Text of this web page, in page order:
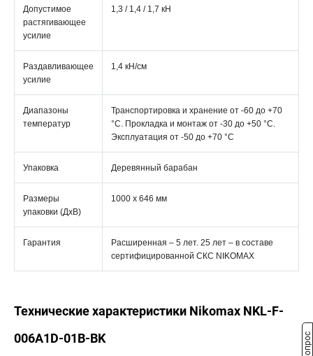
Допустимое
растягивающее
усилие
1,3 / 1,4 / 1,7 кН
Раздавливающее
усилие
1,4 кН/см
Диапазоны
температур
Транспортировка и хранение от -60 до +70
°C. Прокладка и монтаж от -30 до +50 °C.
Эксплуатация от -50 до +70 °C
Упаковка Деревянный барабан
Размеры
упаковки (ДхВ)
1000 х 646 мм
Гарантия
Расширенная – 5 лет. 25 лет – в составе
сертифицированной СКС NIKOMAX
Технические характеристики Nikomax NKL-F-
006A1D-01B-BK